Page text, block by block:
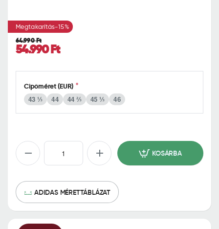
e
Megtakarítás-15%
54.990 Ft
64.990 Ft
Cipőméret (EUR)
43 ⅓ 44 44 ⅔ 45 ⅓ 46
KOSÁRBA
ADIDAS MÉRETTÁBLÁZAT